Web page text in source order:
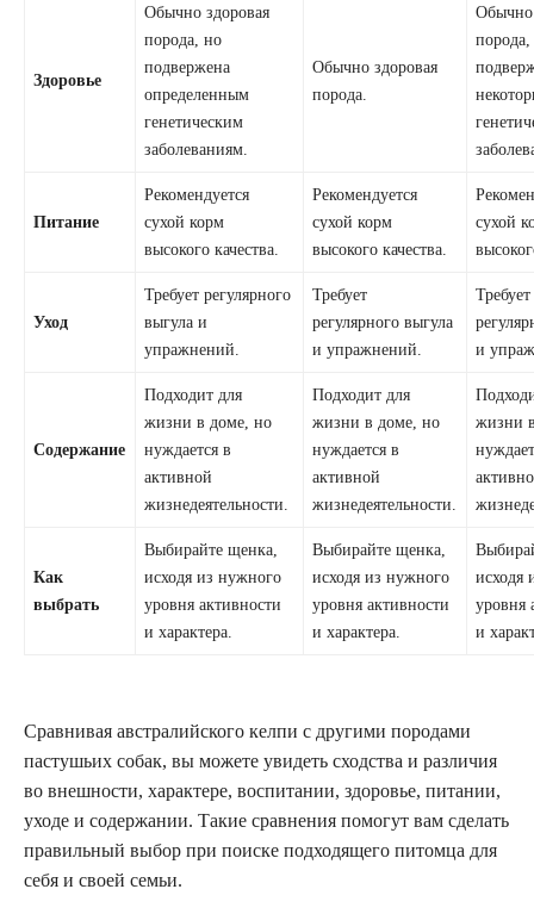
Здоровье
Обычно здоровая
порода, но
подвержена
определенным
генетическим
заболеваниям.
Обычно здоровая
порода.
Обычно
Питание
Рекомендуется
сухой корм
высокого качества.
Рекомендуется
сухой корм
высокого качества.
сухой
Уход
Требует регулярного
выгула и
упражнений.
Требует
регулярного выгула
и упражнений.
Требует
и
Содержание
Подходит для
жизни в доме, но
нуждается в
активной
жизнедеятельности.
Подходит для
жизни в доме, но
нуждается в
активной
жизнедеятельности.
жизни
Как
выбрать
Выбирайте щенка,
исходя из нужного
уровня активности
и характера.
Выбирайте щенка,
исходя из нужного
уровня активности
и характера.
исходя
уровня
и
Сравнивая австралийского келпи с другими породами
пастушьих собак, вы можете увидеть сходства и различия
во внешности, характере, воспитании, здоровье, питании,
уходе и содержании. Такие сравнения помогут вам сделать
правильный выбор при поиске подходящего питомца для
себя и своей семьи.